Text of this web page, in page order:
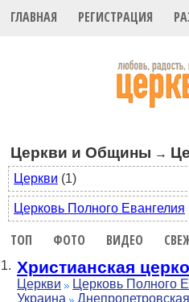
ГЛАВНАЯ РЕГИСТРАЦИЯ
Церкви и Общины →
Церкви (1)
Церковь Полного Евангелия
ТОП ФОТО ВИДЕО
1. Христианская
Церкви
Церковь Полного
Украина
Днепропетровская